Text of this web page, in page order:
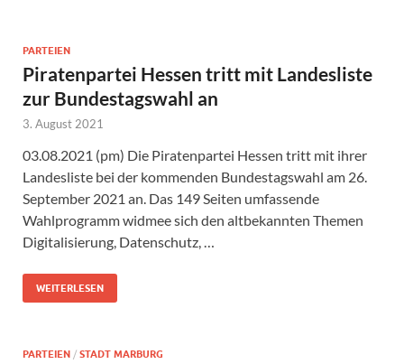
PARTEIEN
Piratenpartei Hessen tritt mit Landesliste
zur Bundestagswahl an
3. August 2021
03.08.2021 (pm) Die Piratenpartei Hessen tritt mit ihrer
Landesliste bei der kommenden Bundestagswahl am 26.
September 2021 an. Das 149 Seiten umfassende
Wahlprogramm widmee sich den altbekannten Themen
Digitalisierung, Datenschutz, …
WEITERLESEN
PARTEIEN / STADT MARBURG